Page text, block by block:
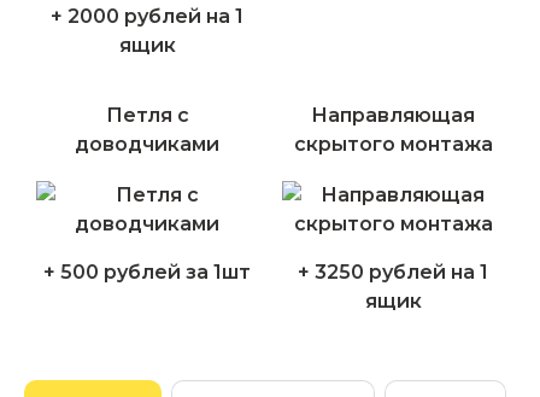
+ 2000 рублей на 1
ящик
Петля с
доводчиками
+ 500 рублей за 1шт
Направляющая
скрытого монтажа
+ 3250 рублей на 1
ящик